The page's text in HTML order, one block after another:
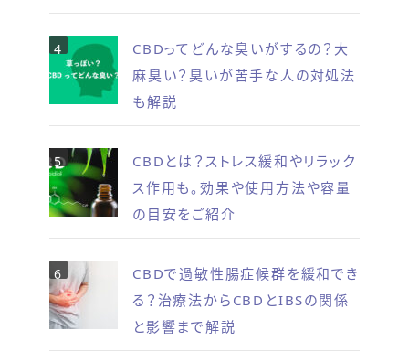
CBDってどんな臭いがするの？大
麻臭い？臭いが苦手な人の対処法
も解説
CBDとは？ストレス緩和やリラック
ス作用も。効果や使用方法や容量
の目安をご紹介
CBDで過敏性腸症候群を緩和でき
る？治療法からCBDとIBSの関係
と影響まで解説